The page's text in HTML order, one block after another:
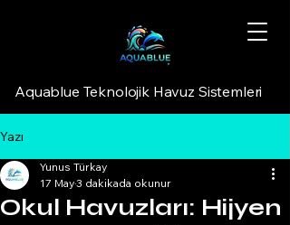
Aquablue Teknolojik Havuz Sistemleri
Yazı
Okul Havuzları: Hijyen
Yunus Türkay
17 May3 dakikada okunur